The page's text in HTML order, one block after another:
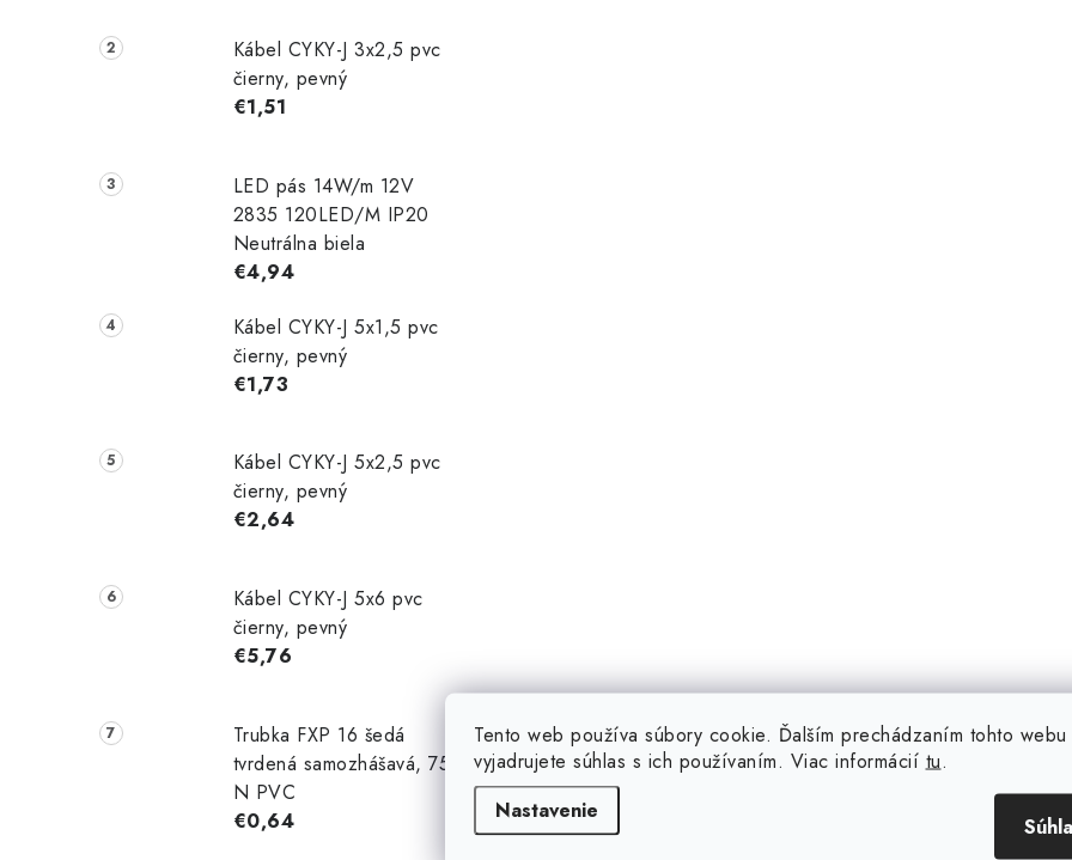
Tento web používa súbory cookie. Ďalším prechádzaním tohto webu
vyjadrujete súhlas s ich používaním. Viac informácií tu.
Nastavenie
Kábel CYKY-J 3x2,5 pvc
čierny, pevný
€1,51
LED pás 14W/m 12V
2835 120LED/M IP20
Neutrálna biela
€4,94
Kábel CYKY-J 5x1,5 pvc
čierny, pevný
€1,73
Kábel CYKY-J 5x2,5 pvc
čierny, pevný
€2,64
Kábel CYKY-J 5x6 pvc
čierny, pevný
€5,76
Trubka FXP 16 šedá
tvrdená samozhášavá, 750
N PVC
€0,64